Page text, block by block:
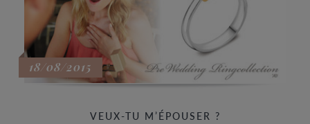
18/08/2015
VEUX-TU M’ÉPOUSER ?